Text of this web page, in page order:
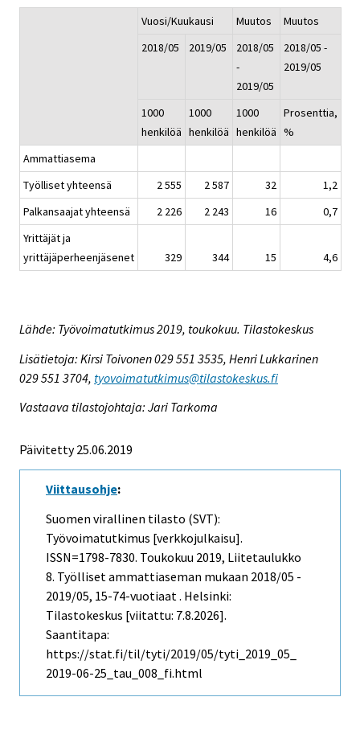
Vuosi/Kuukausi Muutos
Muutos
2018/05
2019/05
2018/05
-
2019/05
2018/05 -
2019/05
1000
henkilöä
1000
henkilöä
1000
henkilöä
Prosenttia,
%
Ammattiasema
Työlliset yhteensä
2 555 2 587 32
1,2
Palkansaajat yhteensä
2 226 2 243 16
0,7
Yrittäjät ja
yrittäjäperheenjäsenet
329 344 15 4,6
Lähde: Työvoimatutkimus 2019, toukokuu. Tilastokeskus
Lisätietoja: Kirsi Toivonen 029 551 3535, Henri Lukkarinen
029 551 3704, tyovoimatutkimus@tilastokeskus.fi
Vastaava tilastojohtaja: Jari Tarkoma
Päivitetty 25.06.2019
Viittausohje:
Suomen virallinen tilasto (SVT):
Työvoimatutkimus [verkkojulkaisu].
ISSN=1798-7830. Toukokuu 2019, Liitetaulukko
8. Työlliset ammattiaseman mukaan 2018/05 -
2019/05, 15-74-vuotiaat . Helsinki:
Tilastokeskus [viitattu: 7.8.2026].
Saantitapa:
https://stat.fi/til/tyti/2019/05/tyti_2019_05_
2019-06-25_tau_008_fi.html